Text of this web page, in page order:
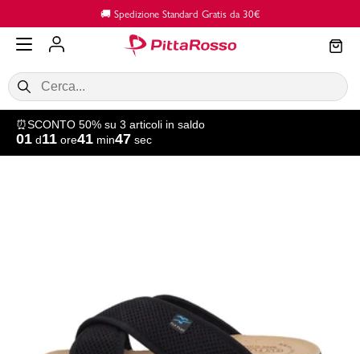
Vai al contenuto principale🚚 Spedizione Standard Gratis da 30€
⏰SCONTO 50% su 3 articoli in saldo
01 d11 ore41 min47 sec